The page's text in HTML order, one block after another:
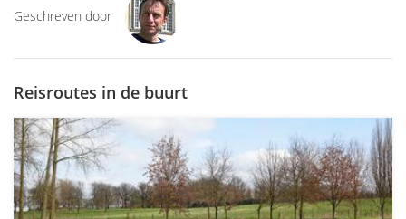
Geschreven door
Reisroutes in de buurt